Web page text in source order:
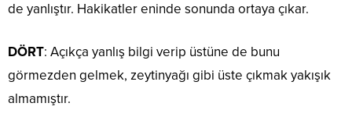
de yanlıştır. Hakikatler eninde sonunda ortaya çıkar.
DÖRT: Açıkça yanlış bilgi verip üstüne de bunu
görmezden gelmek, zeytinyağı gibi üste çıkmak yakışık
almamıştır.